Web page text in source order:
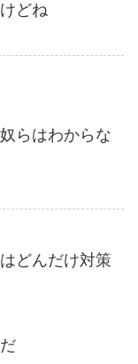
どね
らはわからな
どんだけ対策